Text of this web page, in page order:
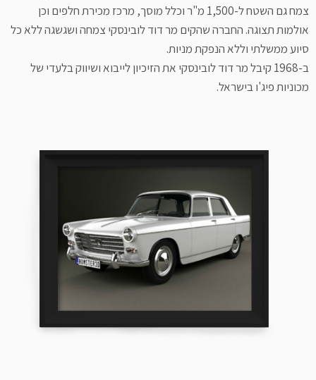
צמח גם השטח ל-1,500 מ"ר וכלל מוסך, מרכז מכירת חלפים וכן
אולמות תצוגה. החברה שהקים מר דוד לובינסקי צמחה ושגשגה ללא כל
סיוע ממשלתי וללא הנפקת מניות.
ב-1968 קיבל מר דוד לובינסקי את הזיכיון לייבוא ושיווק בלעדי של
מכוניות פיג'ו בישראל.